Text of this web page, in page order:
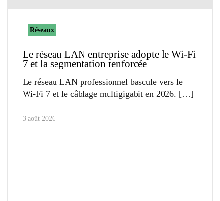
Réseaux
Le réseau LAN entreprise adopte le Wi-Fi
7 et la segmentation renforcée
Le réseau LAN professionnel bascule vers le
Wi-Fi 7 et le câblage multigigabit en 2026.
3 août 2026